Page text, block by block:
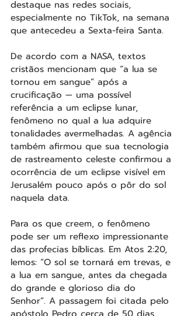
destaque nas redes sociais,
especialmente no TikTok, na semana
que antecedeu a Sexta-feira Santa.
De acordo com a NASA, textos
cristãos mencionam que “a lua se
tornou em sangue” após a
crucificação — uma possível
referência a um eclipse lunar,
fenômeno no qual a lua adquire
tonalidades avermelhadas. A agência
também afirmou que sua tecnologia
de rastreamento celeste confirmou a
ocorrência de um eclipse visível em
Jerusalém pouco após o pôr do sol
naquela data.
Para os que creem, o fenômeno
pode ser um reflexo impressionante
das profecias bíblicas. Em Atos 2:20,
lemos: “O sol se tornará em trevas, e
a lua em sangue, antes da chegada
do grande e glorioso dia do
Senhor”. A passagem foi citada pelo